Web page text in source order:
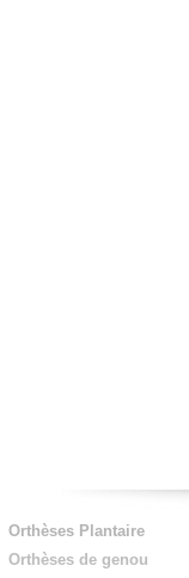
Orthèses Plantaire
Orthèses de genou